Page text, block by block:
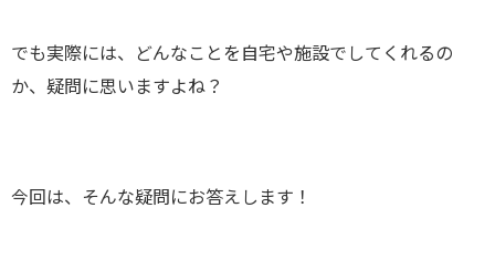
でも実際には、どんなことを自宅や施設でしてくれるの
か、疑問に思いますよね？
今回は、そんな疑問にお答えします！